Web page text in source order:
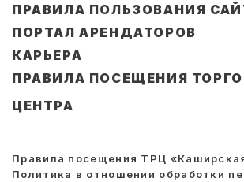
ПРАВИЛА ПОЛЬЗОВАНИЯ
ПОРТАЛ АРЕНДАТОРОВ
КАРЬЕРА
ПРАВИЛА ПОСЕЩЕНИЯ
ЦЕНТРА
Правила посещения ТРЦ
Политика в отношении обработки